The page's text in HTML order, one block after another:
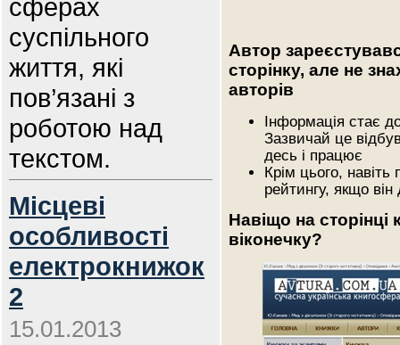
сферах
суспільного
життя, які
пов’язані з
роботою над
текстом.
Місцеві
особливості
електрокнижок
2
15.01.2013
Автор
сторінку, але не
авторів
Інформація стає
Зазвичай це
десь і працює
Крім цього, навіть
рейтингу, якщо
Навіщо на
віконечку?